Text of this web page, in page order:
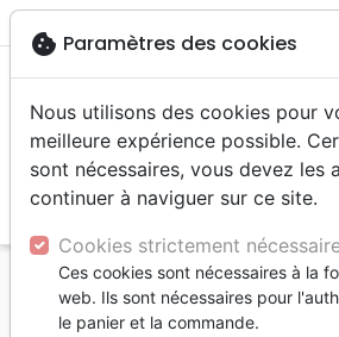
menu
Accueil Livres
Noël et fêtes
Vivre le temps de l'Avent -
cookie Paramètres des cookies
Nous utilisons des cookies pour
meilleure expérience possible.
sont nécessaires, vous devez les
continuer à naviguer sur ce site.
Cookies strictement
Ces cookies sont nécessaires à la
web. Ils sont nécessaires pour
le panier et la commande.